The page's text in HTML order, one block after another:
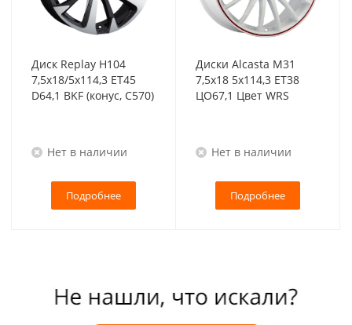
Диск Replay H104
7,5x18/5x114,3 ET45
D64,1 BKF (конус, C570)
Нет в наличии
Подробнее
Диски Alcasta M31
7,5x18 5x114,3 ET38
ЦО67,1 Цвет WRS
Нет в наличии
Подробнее